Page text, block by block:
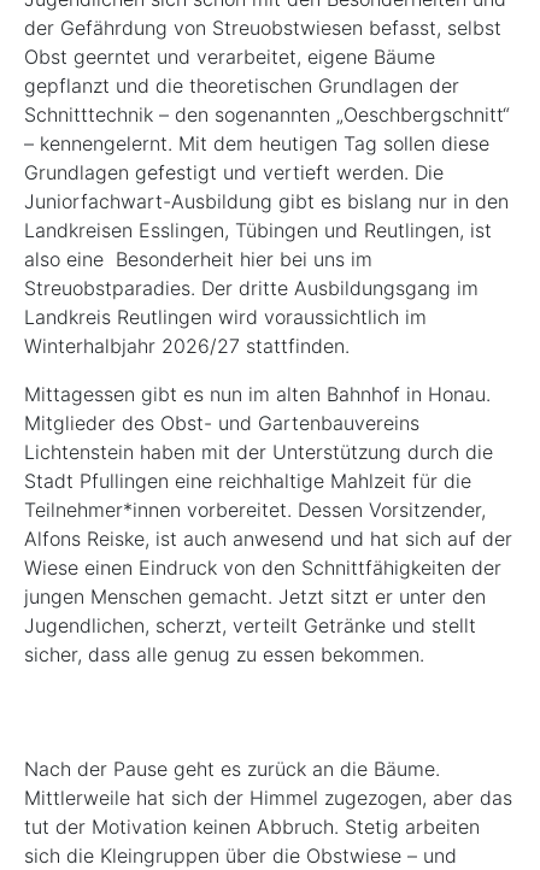
der Gefährdung von Streuobstwiesen befasst, selbst
Obst geerntet und verarbeitet, eigene Bäume
gepflanzt und die theoretischen Grundlagen der
Schnitttechnik – den sogenannten „Oeschbergschnitt“
– kennengelernt. Mit dem heutigen Tag sollen diese
Grundlagen gefestigt und vertieft werden. Die
Juniorfachwart-Ausbildung gibt es bislang nur in den
Landkreisen Esslingen, Tübingen und Reutlingen, ist
also eine Besonderheit hier bei uns im
Streuobstparadies. Der dritte Ausbildungsgang im
Landkreis Reutlingen wird voraussichtlich im
Winterhalbjahr 2026/27 stattfinden.
Mittagessen gibt es nun im alten Bahnhof in Honau.
Mitglieder des Obst- und Gartenbauvereins
Lichtenstein haben mit der Unterstützung durch die
Stadt Pfullingen eine reichhaltige Mahlzeit für die
Teilnehmer*innen vorbereitet. Dessen Vorsitzender,
Alfons Reiske, ist auch anwesend und hat sich auf der
Wiese einen Eindruck von den Schnittfähigkeiten der
jungen Menschen gemacht. Jetzt sitzt er unter den
Jugendlichen, scherzt, verteilt Getränke und stellt
sicher, dass alle genug zu essen bekommen.
Nach der Pause geht es zurück an die Bäume.
Mittlerweile hat sich der Himmel zugezogen, aber das
tut der Motivation keinen Abbruch. Stetig arbeiten
sich die Kleingruppen über die Obstwiese – und